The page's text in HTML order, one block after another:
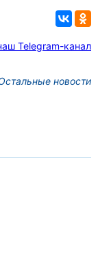
Telegram-канал
новости